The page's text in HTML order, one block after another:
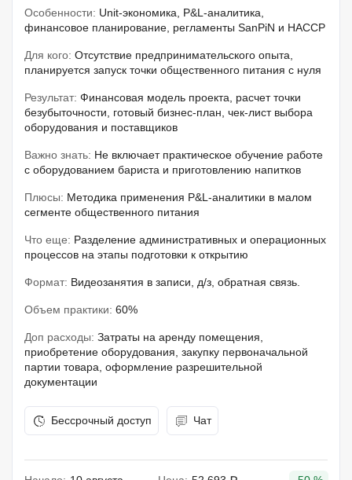
Особенности: Unit-экономика, P&L-аналитика,
финансовое планирование, регламенты SanPiN и HACCP
Для кого: Отсутствие предпринимательского опыта,
планируется запуск точки общественного питания с нуля
Результат: Финансовая модель проекта, расчет точки
безубыточности, готовый бизнес-план, чек-лист выбора
оборудования и поставщиков
Важно знать: Не включает практическое обучение работе
с оборудованием бариста и приготовлению напитков
Плюсы: Методика применения P&L-аналитики в малом
сегменте общественного питания
Что еще: Разделение административных и операционных
процессов на этапы подготовки к открытию
Формат: Видеозанятия в записи, д/з, обратная связь.
Объем практики: 60%
Доп расходы: Затраты на аренду помещения,
приобретение оборудования, закупку первоначальной
партии товара, оформление разрешительной
документации
Бессрочный доступ Чат